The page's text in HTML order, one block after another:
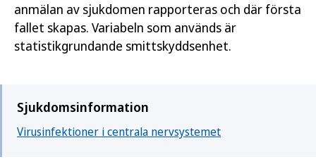
anmälan av sjukdomen rapporteras och där första
fallet skapas. Variabeln som används är
statistikgrundande smittskyddsenhet.
Sjukdomsinformation
Virusinfektioner i centrala nervsystemet